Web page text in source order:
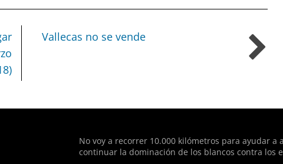
Vallecas no se vende
No voy a recorrer 10.000 kilómetros para ayudar
continuar la dominación de los blancos contra los